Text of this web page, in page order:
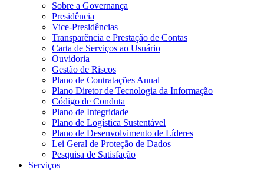
Sobre a Governança
Presidência
Vice-Presidências
Transparência e Prestação de Contas
Carta de Serviços ao Usuário
Ouvidoria
Gestão de Riscos
Plano de Contratações Anual
Plano Diretor de Tecnologia da Informação
Código de Conduta
Plano de Integridade
Plano de Logística Sustentável
Plano de Desenvolvimento de Líderes
Lei Geral de Proteção de Dados
Pesquisa de Satisfação
Serviços